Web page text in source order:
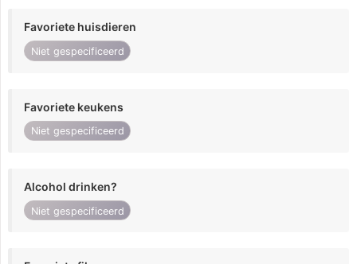
Favoriete huisdieren
Niet gespecificeerd
Favoriete keukens
Niet gespecificeerd
Alcohol drinken?
Niet gespecificeerd